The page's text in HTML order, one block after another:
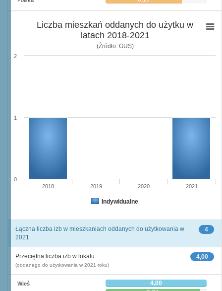
Liczba mieszkań oddanych do użytku w
latach 2018-2021
(Źródło: GUS)
Indywidualne
2018 2019 2020 2021
0
1
2
4
Łączna liczba izb w mieszkaniach oddanych do użytkowania w
2021
4,00
Przeciętna liczba izb w lokalu
(oddanego do użytkowania w 2021 roku)
Wieś 4,00